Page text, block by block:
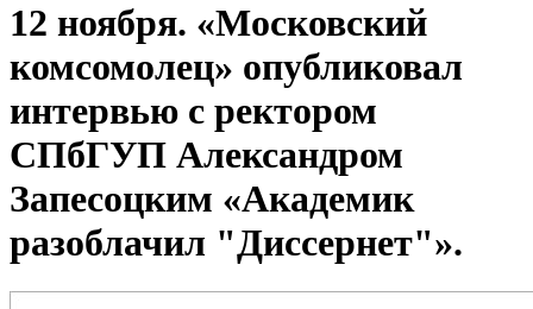
12 ноября. «Московский
комсомолец» опубликовал
интервью с ректором
СПбГУП Александром
Запесоцким «Академик
разоблачил "Диссернет"».